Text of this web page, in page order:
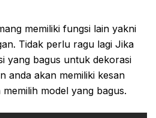
memiliki fungsi lain yakni
Tidak perlu ragu lagi Jika
yang bagus untuk dekorasi
anda akan memiliki kesan
model yang bagus.